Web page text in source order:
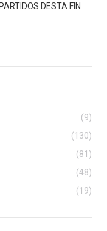
DESTA FIN
(9)
(130)
(81)
(48)
(19)